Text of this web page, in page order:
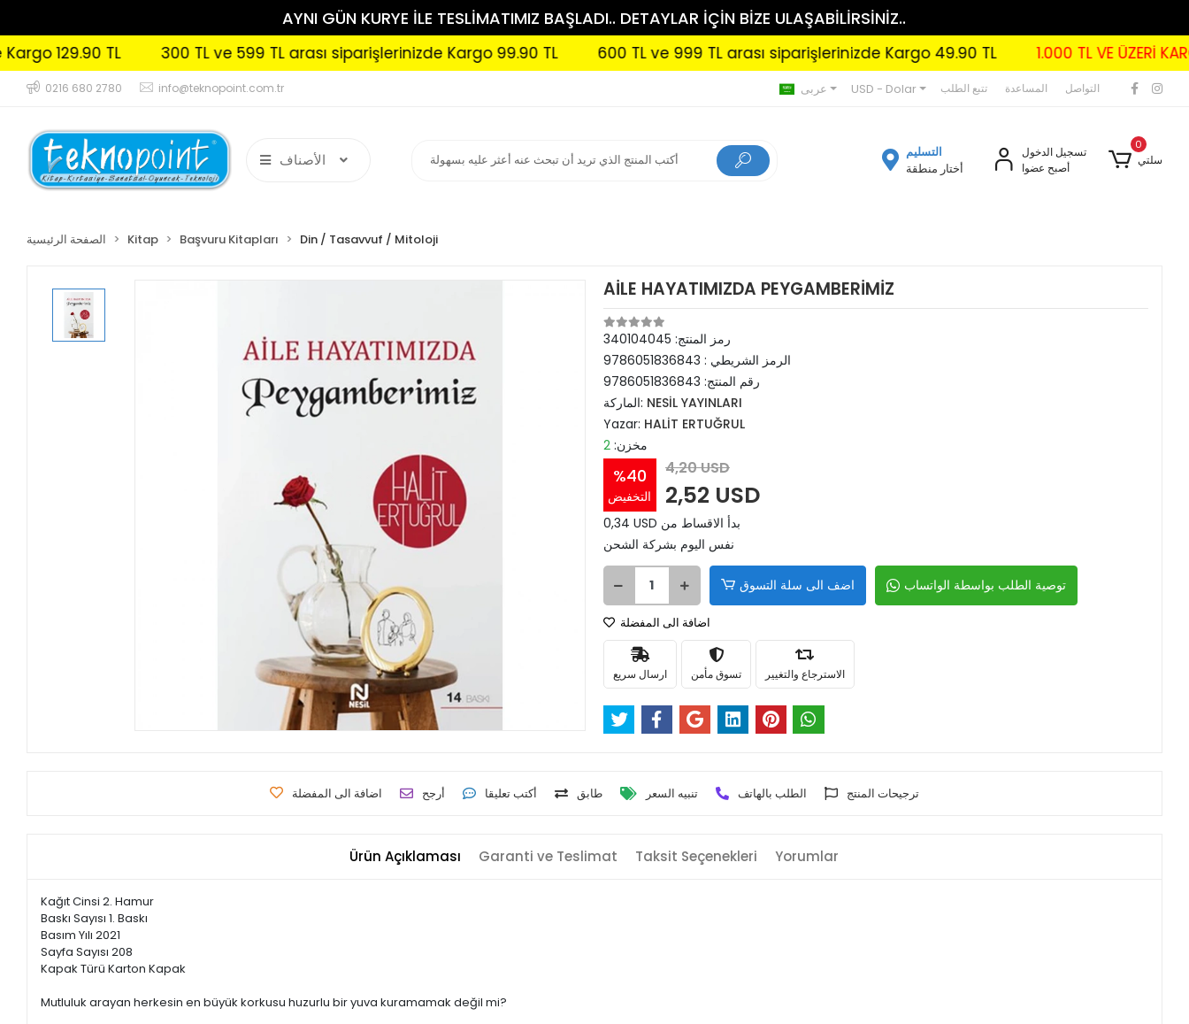
AYNI GÜN KURYE İLE TESLİMATIMIZ BAŞLADI.. DETAYLAR İÇİN BİZE ULAŞABİLİRSİNİZ..
TL 300 TL ve 599 TL arası siparişlerinizde Kargo 99.90 TL 600 TL ve 999 TL arası siparişlerinizde Kargo 49.90 TL 1.000 TL VE ÜZERİ KARGO
0216 680 2780 info@teknopoint.com.tr عربى USD - Dolar تتبع الطلب المساعدة التواصل
الأصناف
التسليم
أختار منطقة
تسجيل الدخول
أصبح عضوا
0
سلتي
الصفحة الرئيسية Kitap Başvuru Kitapları Din / Tasavvuf / Mitoloji
AİLE HAYATIMIZDA PEYGAMBERİMİZ
رمز المنتج: 340104045
الرمز الشريطي : 9786051836843
رقم المنتج: 9786051836843
الماركة: NESİL YAYINLARI
Yazar: HALİT ERTUĞRUL
مخزن:2
%40
التخفيض
4,20 USD
2,52 USD
0,34 USD بدأ الاقساط من
نفس اليوم بشركة الشحن
اضف الى سلة التسوق توصية الطلب بواسطة الواتساب
اضافة الى المفضلة
ارسال سريع تسوق مأمن الاسترجاع والتغيير
اضافة الى المفضلة أرجح أكتب تعليقا طابق تنبيه السعر الطلب بالهاتف ترجيحات المنتج
Ürün Açıklaması Garanti ve Teslimat Taksit Seçenekleri Yorumlar
Kağıt Cinsi 2. Hamur
Baskı Sayısı 1. Baskı
Basım Yılı 2021
Sayfa Sayısı 208
Kapak Türü Karton Kapak
Mutluluk arayan herkesin en büyük korkusu huzurlu bir yuva kuramamak değil mi?